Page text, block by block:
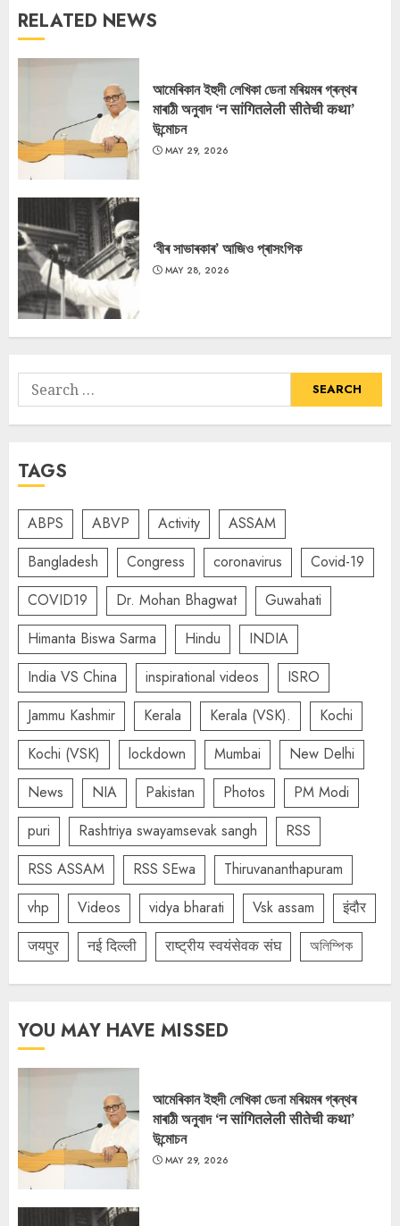
RELATED NEWS
আমেৰিকান ইহুদী লেখিকা ডেনা মৰিয়মৰ গ্ৰন্থৰ
মাৰাঠী অনুবাদ ‘न सांगितलेली सीतेची कथा’
উন্মোচন
MAY 29, 2026
‘বীৰ সাভাৰকাৰ’ আজিও প্ৰাসংগিক
MAY 28, 2026
Search
for:
TAGS
ABPS ABVP Activity
ASSAM
Bangladesh
Congress coronavirus
Covid-19
COVID19
Dr. Mohan Bhagwat
Guwahati
Himanta Biswa Sarma
Hindu
INDIA
India VS China
inspirational videos
ISRO
Jammu Kashmir
Kerala Kerala (VSK).
Kochi
Kochi (VSK)
lockdown Mumbai
New Delhi
News
NIA Pakistan Photos
PM Modi
puri
Rashtriya swayamsevak sangh
RSS
RSS ASSAM
RSS SEwa
Thiruvananthapuram
vhp
Videos vidya bharati Vsk assam
इंदौर
जयपुर
नई दिल्ली राष्ट्रीय स्वयंसेवक संघ অলিম্পিক
YOU MAY HAVE MISSED
আমেৰিকান ইহুদী লেখিকা ডেনা মৰিয়মৰ গ্ৰন্থৰ
মাৰাঠী অনুবাদ ‘न सांगितलेली सीतेची कथा’
উন্মোচন
MAY 29, 2026